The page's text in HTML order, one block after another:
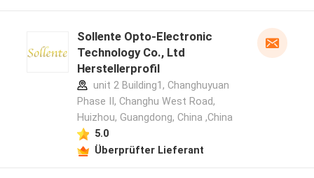
Sollente Opto-Electronic
Technology Co., Ltd
Herstellerprofil
unit 2 Building1, Changhuyuan
Phase II, Changhu West Road,
Huizhou, Guangdong, China ,China
5.0
Überprüfter Lieferant